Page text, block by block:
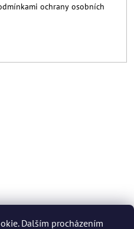
Dalším procházením
ochrany osobních